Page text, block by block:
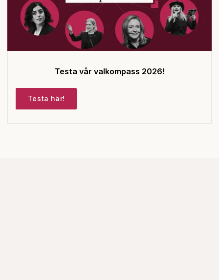
Testa vår valkompass 2026!
Testa här!